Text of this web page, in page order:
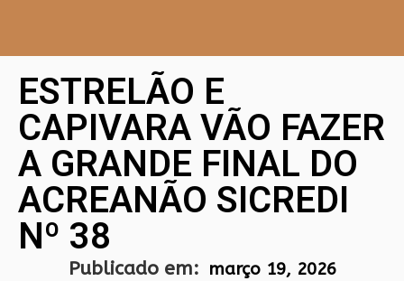
ESTRELÃO E
CAPIVARA VÃO FAZER
A GRANDE FINAL DO
ACREANÃO SICREDI
Nº 38
Publicado em: março 19, 2026